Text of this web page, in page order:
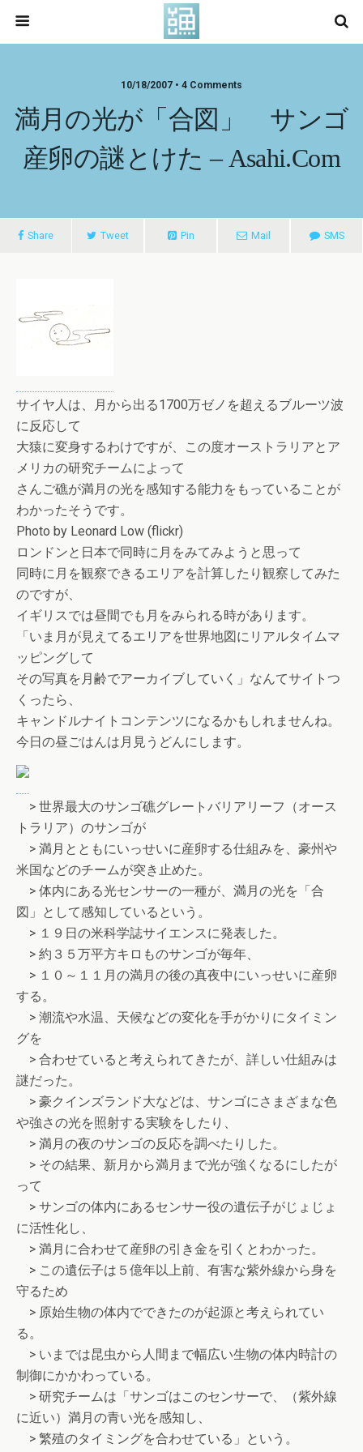
10/18/2007 • 4 Comments
満月の光が「合図」 サンゴ
産卵の謎とけた – Asahi.com
Share Tweet Pin Mail SMS
サイヤ人は、月から出る1700万ゼノを超えるブルーツ波
に反応して
大猿に変身するわけですが、この度オーストラリアとア
メリカの研究チームによって
さんご礁が満月の光を感知する能力をもっていることが
わかったそうです。
Photo by Leonard Low (flickr)
ロンドンと日本で同時に月をみてみようと思って
同時に月を観察できるエリアを計算したり観察してみた
のですが、
イギリスでは昼間でも月をみられる時があります。
「いま月が見えてるエリアを世界地図にリアルタイムマ
ッピングして
その写真を月齢でアーカイブしていく」なんてサイトつ
くったら、
キャンドルナイトコンテンツになるかもしれませんね。
今日の昼ごはんは月見うどんにします。
> 世界最大のサンゴ礁グレートバリアリーフ（オース
トラリア）のサンゴが
> 満月とともにいっせいに産卵する仕組みを、豪州や
米国などのチームが突き止めた。
> 体内にある光センサーの一種が、満月の光を「合
図」として感知しているという。
> １９日の米科学誌サイエンスに発表した。
> 約３５万平方キロものサンゴが毎年、
> １０～１１月の満月の後の真夜中にいっせいに産卵
する。
> 潮流や水温、天候などの変化を手がかりにタイミン
グを
> 合わせていると考えられてきたが、詳しい仕組みは
謎だった。
> 豪クインズランド大などは、サンゴにさまざまな色
や強さの光を照射する実験をしたり、
> 満月の夜のサンゴの反応を調べたりした。
> その結果、新月から満月まで光が強くなるにしたが
って
> サンゴの体内にあるセンサー役の遺伝子がじょじょ
に活性化し、
> 満月に合わせて産卵の引き金を引くとわかった。
> この遺伝子は５億年以上前、有害な紫外線から身を
守るため
> 原始生物の体内でできたのが起源と考えられてい
る。
> いまでは昆虫から人間まで幅広い生物の体内時計の
制御にかかわっている。
> 研究チームは「サンゴはこのセンサーで、（紫外線
に近い）満月の青い光を感知し、
> 繁殖のタイミングを合わせている」という。